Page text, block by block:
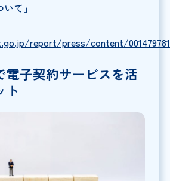
て」
report/press/content/
電子契約サービスを活
ト